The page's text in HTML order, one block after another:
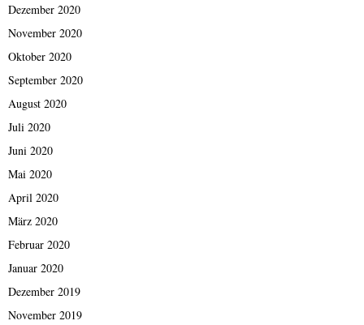
Dezember 2020
November 2020
Oktober 2020
September 2020
August 2020
Juli 2020
Juni 2020
Mai 2020
April 2020
März 2020
Februar 2020
Januar 2020
Dezember 2019
November 2019